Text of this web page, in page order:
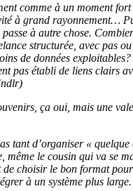
comme à un moment
à grand rayonnement…
à autre chose.
structurée, avec pas
de données
pas établi de liens clairs
ça oui, mais une
tant d’organiser «
même le cousin qui va se
de choisir le bon format
à un système plus large.